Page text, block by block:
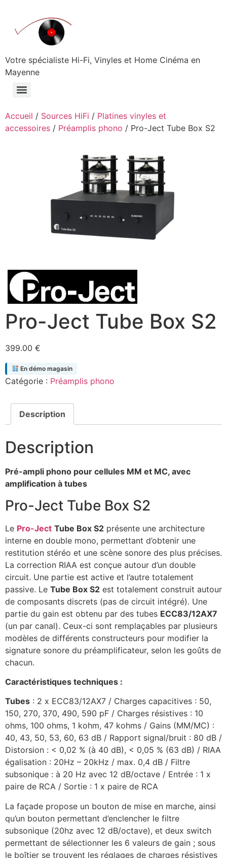
contenu
Votre spécialiste Hi-Fi, Vinyles et Home Cinéma en
Mayenne
Accueil / Sources HiFi / Platines vinyles et
accessoires / Préamplis phono / Pro-Ject Tube Box S2
Pro-Ject Tube Box S2
399.00 €
En démo magasin
Catégorie : Préamplis phono
Description
Description
Pré-ampli phono pour cellules MM et MC, avec
amplification à tubes
Pro-Ject Tube Box S2
Le Pro-Ject Tube Box S2 présente une architecture
interne en double mono, permettant d’obtenir une
restitution stéréo et une scène sonore des plus précises.
La correction RIAA est conçue autour d’un double
circuit. Une partie est active et l’autre totalement
passive. Le Tube Box S2 est totalement construit autour
de composants discrets (pas de circuit intégré). Une
partie du gain est obtenu par des tubes ECC83/12AX7
(un par canal). Ceux-ci sont remplaçables par plusieurs
modèles de différents constructeurs pour modifier la
signature sonore du préamplificateur, selon les goûts de
chacun.
Caractéristiques techniques :
Tubes : 2 x ECC83/12AX7 / Charges capacitives : 50,
150, 270, 370, 490, 590 pF / Charges résistives : 10
ohms, 100 ohms, 1 kohm, 47 kohms / Gains (MM/MC) :
40, 43, 50, 53, 60, 63 dB / Rapport signal/bruit : 80 dB /
Distorsion : < 0,02 % (à 40 dB), < 0,05 % (63 dB) / RIAA
égalisation : 20Hz – 20kHz / max. 0,4 dB / Filtre
subsonique : à 20 Hz avec 12 dB/octave / Entrée : 1 x
paire de RCA / Sortie : 1 x paire de RCA
La façade propose un bouton de mise en marche, ainsi
qu’un bouton permettant d’enclencher le filtre
subsonique (20hz avec 12 dB/octave), et deux switch
permettant de sélectionner les 6 valeurs de gain ; sous
le boîtier se trouvent les réglages de charges résistives